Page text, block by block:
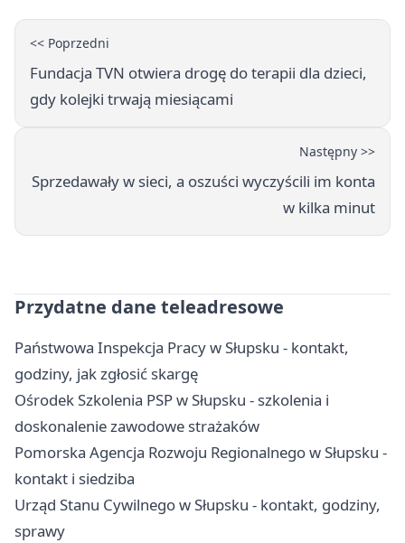
<< Poprzedni
Fundacja TVN otwiera drogę do terapii dla dzieci,
gdy kolejki trwają miesiącami
Następny >>
Sprzedawały w sieci, a oszuści wyczyścili im konta
w kilka minut
Przydatne dane teleadresowe
Państwowa Inspekcja Pracy w Słupsku - kontakt,
godziny, jak zgłosić skargę
Ośrodek Szkolenia PSP w Słupsku - szkolenia i
doskonalenie zawodowe strażaków
Pomorska Agencja Rozwoju Regionalnego w Słupsku -
kontakt i siedziba
Urząd Stanu Cywilnego w Słupsku - kontakt, godziny,
sprawy